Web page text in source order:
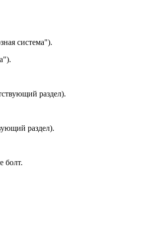
система").
раздел).
раздел).
болт.